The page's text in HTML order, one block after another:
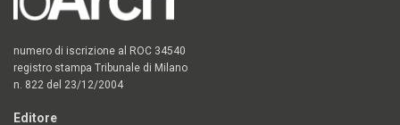
numero di iscrizione al ROC 34540
registro stampa Tribunale di Milano
n. 822 del 23/12/2004
Editore